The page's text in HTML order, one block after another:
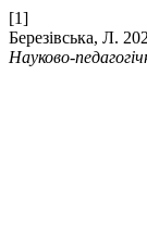
[1]
Березівська, Л.
Науково-